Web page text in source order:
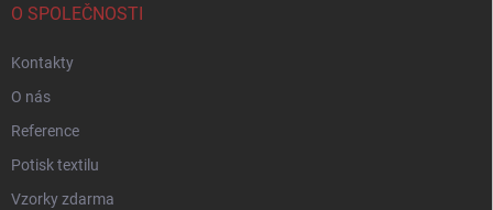
O SPOLEČNOSTI
Kontakty
O nás
Reference
Potisk textilu
Vzorky zdarma